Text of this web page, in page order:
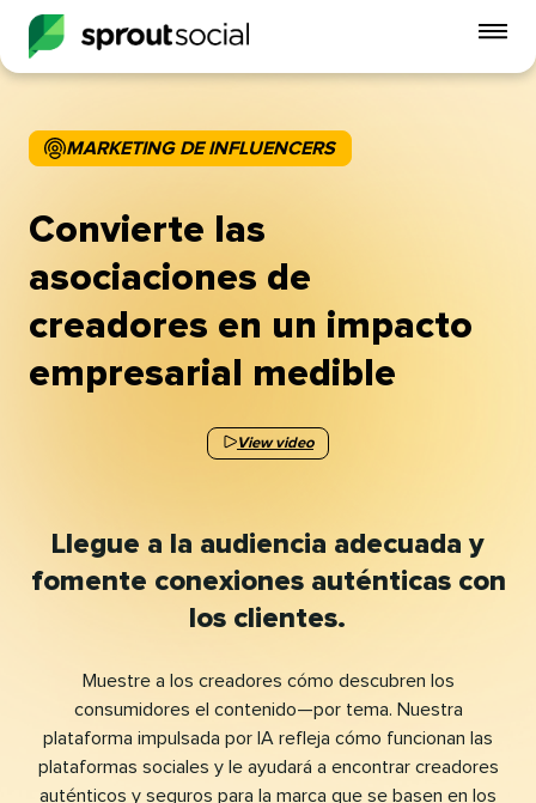
MARKETING DE INFLUENCERS​​
Convierte las
asociaciones de
creadores en un impacto
empresarial medible​​
View video
Llegue a la audiencia adecuada y
fomente conexiones auténticas con
los clientes.​​
Muestre a los creadores cómo descubren los
consumidores el contenido—por tema. Nuestra
plataforma impulsada por IA refleja cómo funcionan las
plataformas sociales y le ayudará a encontrar creadores
auténticos y seguros para la marca que se basen en los